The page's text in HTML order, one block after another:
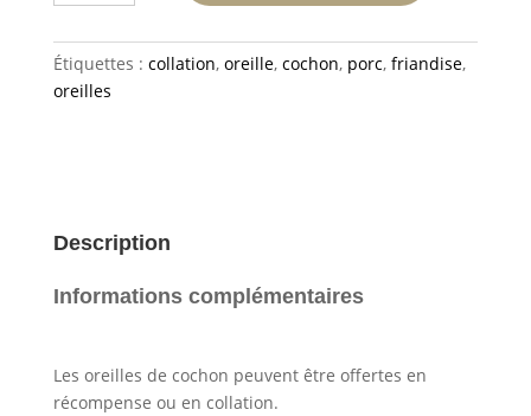
de
cochon
x1
Étiquettes : collation, oreille, cochon, porc, friandise,
oreilles
Description
Informations complémentaires
Les oreilles de cochon peuvent être offertes en
récompense ou en collation.